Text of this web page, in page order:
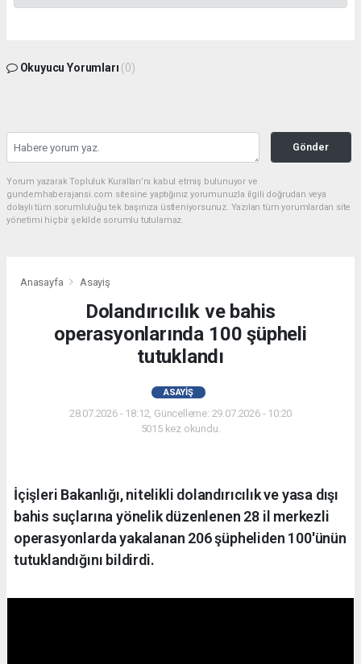
Okuyucu Yorumları (0)
Gönder
Yorum yazarak Topluluk Kuralları’nı kabul etmiş bulunuyor ve
gundemhaberajansi.com sitesine yaptığınız yorumunuzla ilgili doğrudan veya
dolaylı tüm sorumluluğu tek başınıza üstleniyorsunuz. Yazılan tüm yorumlardan site
yönetimi hiçbir şekilde sorumlu tutulamaz.
Anasayfa Asayiş
Dolandırıcılık ve bahis
operasyonlarında 100 şüpheli
tutuklandı
ASAYIŞ
28.07.2026 - 18:12, Güncelleme: 29.07.2026 - 10:20
5015 kez okundu.
İçişleri Bakanlığı, nitelikli dolandırıcılık ve yasa dışı
bahis suçlarına yönelik düzenlenen 28 il merkezli
operasyonlarda yakalanan 206 şüpheliden 100'ünün
tutuklandığını bildirdi.